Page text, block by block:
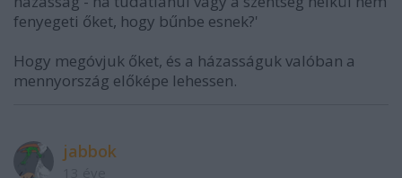
fenyegeti őket, hogy bűnbe esnek?'
Hogy megóvjuk őket, és a házasságuk valóban a
mennyország előképe lehessen.
jabbok